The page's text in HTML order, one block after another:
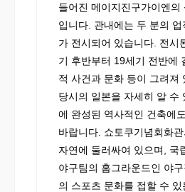
들어진 메이지진구가이엔의
입니다. 관내에는 두 분의
가 전시되어 있습니다. 전시
기 후반부터 19세기 전반에
적 사건과 문화 등이 그려져
당시의 일본을 자세히 알 수
에 완성된 역사적인 건축에
바랍니다. 쇼토쿠기념회화
자연에 둘러싸여 있으며, 국
야구팀의 홈그라운드인 야
의 스포츠 문화를 접할 수 있